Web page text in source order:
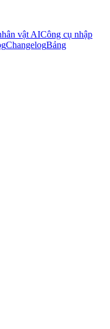
vật AICông cụ nhập
ChangelogBảng